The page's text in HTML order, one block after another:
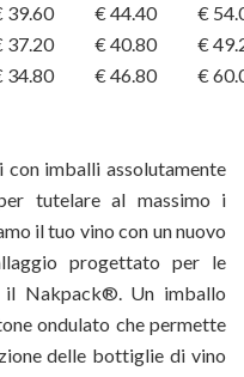
39.60 € 44.40
€
37.20 € 40.80
€
34.80 € 46.80 €
imballi assolutamente
tutelare al massimo i
il tuo vino con un nuovo
progettato per le
Nakpack®. Un imballo
ondulato che permette
delle bottiglie di vino